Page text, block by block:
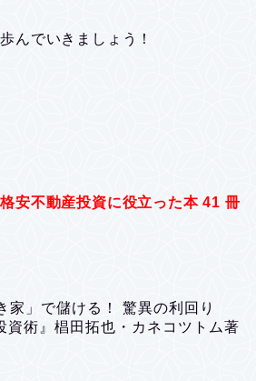
んでいきましょう！
安不動産投資に役立った本 41 冊
家」で儲ける！ 驚異の利回り
資術』椙田拓也・カネコツトム著